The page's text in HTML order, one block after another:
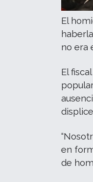
El
no era
El
en
de